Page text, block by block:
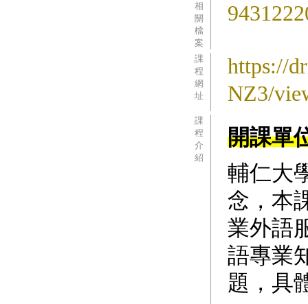
相
關
檔
案
課
程
網
址
https://
NZ3/
課
程
介
紹
開課單
輔仁大
念，本
業外語
語專業
題，具